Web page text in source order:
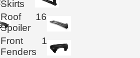
Skirts
Roof
Spoiler
16
Front
Fenders
1